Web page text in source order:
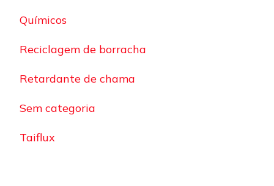
Químicos
Reciclagem de borracha
Retardante de chama
Sem categoria
Taiflux